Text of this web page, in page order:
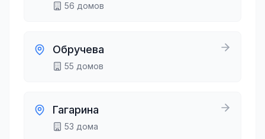
56 домов
Обручева
55 домов
Гагарина
53 дома